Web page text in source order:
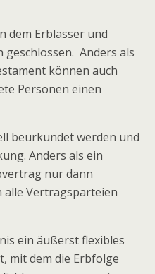
dem Erblasser und
Anders als
können auch
Personen einen
beurkundet werden und
Anders als ein
nur dann
alle Vertragsparteien
ein äußerst flexibles
mit dem die Erbfolge